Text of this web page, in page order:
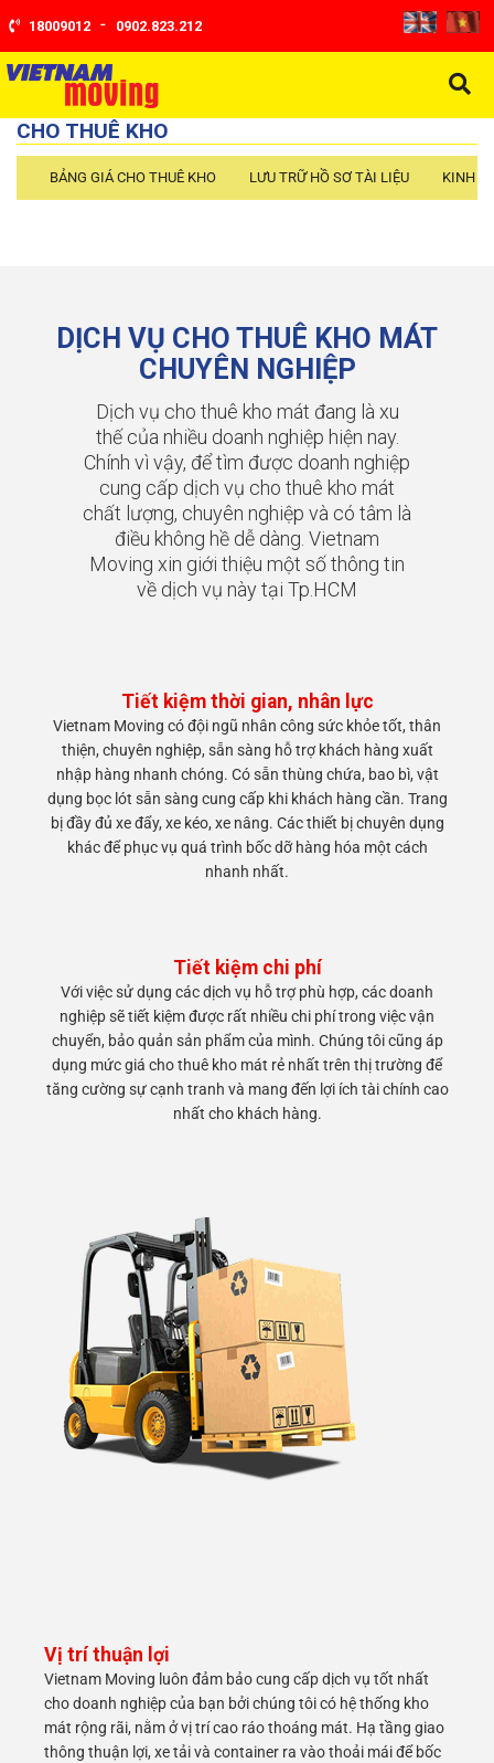
18009012 - 0902.823.212
CHO THUÊ KHO
BẢNG GIÁ CHO THUÊ KHO LƯU TRỮ HỒ SƠ TÀI LIỆU KINH
DỊCH VỤ CHO THUÊ KHO MÁT
CHUYÊN NGHIỆP
Dịch vụ cho thuê kho mát đang là xu
thế của nhiều doanh nghiệp hiện nay.
Chính vì vậy, để tìm được doanh nghiệp
cung cấp dịch vụ cho thuê kho mát
chất lượng, chuyên nghiệp và có tâm là
điều không hề dễ dàng. Vietnam
Moving xin giới thiệu một số thông tin
về dịch vụ này tại Tp.HCM
Tiết kiệm thời gian, nhân lực
Vietnam Moving có đội ngũ nhân công sức khỏe tốt, thân
thiện, chuyên nghiệp, sẵn sàng hỗ trợ khách hàng xuất
nhập hàng nhanh chóng. Có sẵn thùng chứa, bao bì, vật
dụng bọc lót sẵn sàng cung cấp khi khách hàng cần. Trang
bị đầy đủ xe đẩy, xe kéo, xe nâng. Các thiết bị chuyên dụng
khác để phục vụ quá trình bốc dỡ hàng hóa một cách
nhanh nhất.
Tiết kiệm chi phí
Với việc sử dụng các dịch vụ hỗ trợ phù hợp, các doanh
nghiệp sẽ tiết kiệm được rất nhiều chi phí trong việc vận
chuyển, bảo quản sản phẩm của mình. Chúng tôi cũng áp
dụng mức giá cho thuê kho mát rẻ nhất trên thị trường để
tăng cường sự cạnh tranh và mang đến lợi ích tài chính cao
nhất cho khách hàng.
Vị trí thuận lợi
Vietnam Moving luôn đảm bảo cung cấp dịch vụ tốt nhất
cho doanh nghiệp của bạn bởi chúng tôi có hệ thống kho
mát rộng rãi, nằm ở vị trí cao ráo thoáng mát. Hạ tầng giao
thông thuận lợi, xe tải và container ra vào thoải mái để bốc